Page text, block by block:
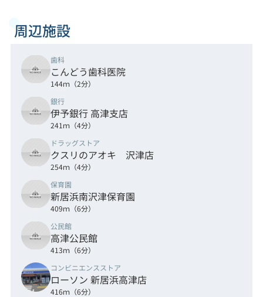
周辺施設
歯科
こんどう歯科医院
144ｍ（2分）
銀行
伊予銀行 高津支店
241ｍ（4分）
ドラッグストア
クスリのアオキ 沢津店
254ｍ（4分）
保育園
新居浜南沢津保育園
409ｍ（6分）
公民館
高津公民館
413ｍ（6分）
コンビニエンスストア
ローソン 新居浜高津店
416ｍ（6分）